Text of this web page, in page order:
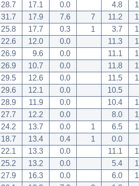
28.7 17.1 0.0 4.8
31.7 17.9 7.6 7 11.2
25.8 17.7 0.3 1 3.7
22.6 12.0 0.0 11.3
26.9 9.6 0.0 11.1
26.9 10.7 0.0 11.8
29.5 12.6 0.0 11.5
29.6 12.1 0.0
10.5
28.9 11.9 0.0 10.4
27.7 12.2 0.0 8.0
24.2 13.7 0.0 1 6.5
18.7 13.4 0.4 1 0.0
22.1 13.3 0.0 11.1
25.2 13.2 0.0 5.4
27.9 16.3 0.0 6.0